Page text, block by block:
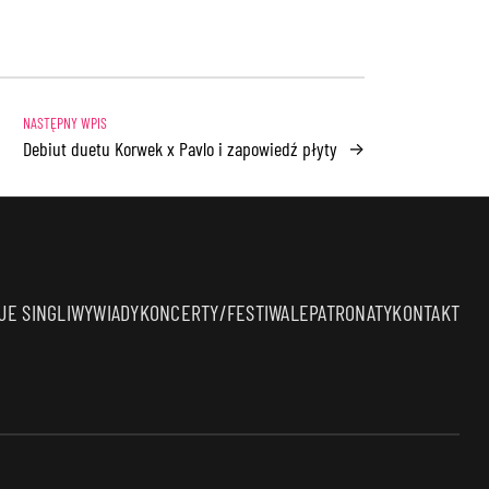
Debiut duetu Korwek x Pavlo i zapowiedź płyty →
SINGLIWYWIADYKONCERTY/FESTIWALEPATRONATYKONTAKT